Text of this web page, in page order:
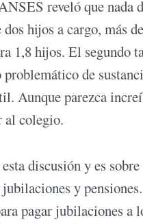
reveló que nada
hijos a cargo, más
1,8 hijos. El segundo
de
Aunque parezca
al colegio.
discusión y es
y
pagar jubilaciones a